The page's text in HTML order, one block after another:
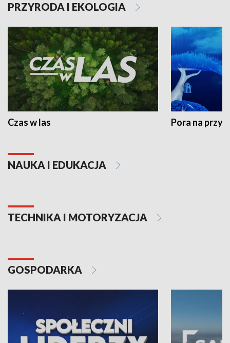
PRZYRODA I EKOLOGIA
Czas w las Pora na
NAUKA I EDUKACJA
TECHNIKA I MOTORYZACJA
GOSPODARKA